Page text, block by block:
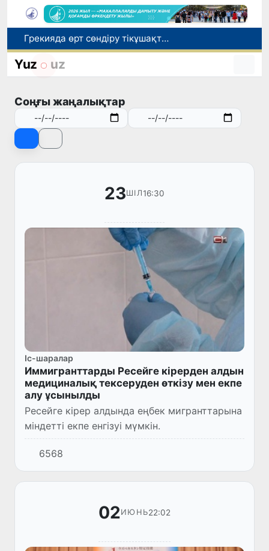
Грекияда өрт сөндіру тікұшақтарының соқтығысуынан екі адам қаза тапты
Әлемдік биржаларда мұнай бағасы төмендеді
Өзбекстан СІМ басшысы Бахтиёр Саидов Үндістан Президентімен екіжақты байланыстарды нығайту мәселелерін талқылады
Yuz uz
Соңғы жаңалықтар
23ШІЛ16:30
Іс-шаралар
Иммигранттарды Ресейге кірерден алдын
медициналық тексеруден өткізу мен екпе
алу ұсынылды
Ресейге кірер алдында еңбек мигранттарына
міндетті екпе енгізуі мүмкін.
6568
02ИЮНЬ22:02